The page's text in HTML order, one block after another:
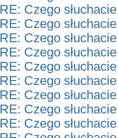
RE: Czego
RE: Czego
RE: Czego
RE: Czego
RE: Czego
RE: Czego
RE: Czego
RE: Czego
RE: Czego